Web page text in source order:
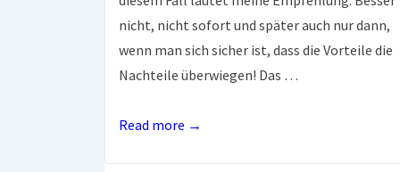
nicht, nicht sofort und später auch nur dann,
wenn man sich sicher ist, dass die Vorteile die
Nachteile überwiegen! Das …
Vorsicht
Read more →